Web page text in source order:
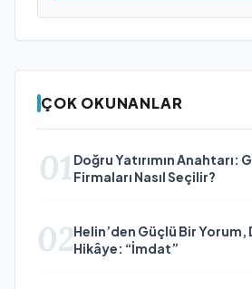
ÇOK OKUNANLAR
01 Doğru Yatırımın Anahtarı:
Firmaları Nasıl Seçilir?
02Helin’den Güçlü Bir Yorum,
Hikâye: “İmdat”